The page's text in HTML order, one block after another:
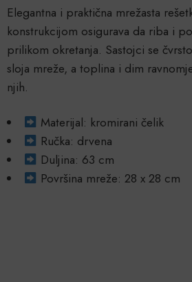
Elegantna i praktična mrežasta
konstrukcijom osigurava da riba i
prilikom okretanja. Sastojci se
sloja mreže, a toplina i dim
njih.
Materijal: kromirani čelik
Ručka: drvena
Duljina: 63 cm
Površina mreže: 28 x 28 cm